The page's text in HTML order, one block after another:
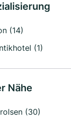
(14)
(1)
Nähe
(30)